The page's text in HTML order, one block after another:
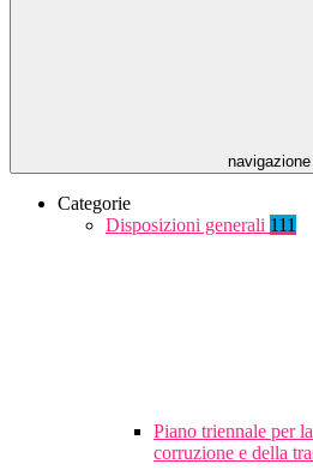
navigazione
Categorie
Disposizioni generali 111
Piano triennale per
corruzione e della